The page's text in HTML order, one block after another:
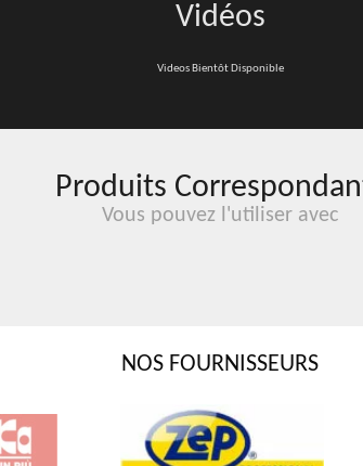
Vidéos
Videos Bientôt Disponible
Produits
Vous pouvez l'utiliser avec
NOS FOURNISSEURS